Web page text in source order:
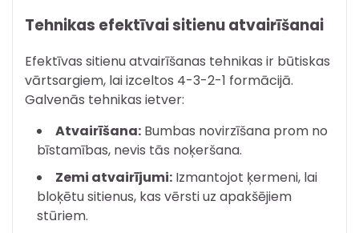
Tehnikas efektīvai sitienu atvairīšanai
Efektīvas sitienu atvairīšanas tehnikas ir būtiskas
vārtsargiem, lai izceltos 4-3-2-1 formācijā.
Galvenās tehnikas ietver:
Atvairīšana: Bumbas novirzīšana prom no
bīstamības, nevis tās noķeršana.
Zemi atvairījumi: Izmantojot ķermeni, lai
bloķētu sitienus, kas vērsti uz apakšējiem
stūriem.